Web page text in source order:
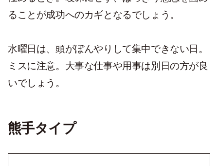
ることが成功へのカギとなるでしょう。
水曜日は、頭がぼんやりして集中できない日。
ミスに注意。大事な仕事や用事は別日の方が良
いでしょう。
熊手タイプ